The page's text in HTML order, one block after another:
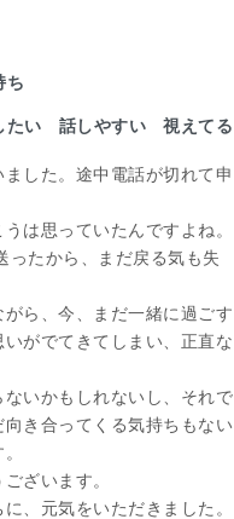
ち
たい 話しやすい 視えてる
した。途中電話が切れて申
は思っていたんですよね。
ったから、まだ戻る気も失
ら、今、まだ一緒に過ごす
がでてきてしまい、正直な
いかもしれないし、それで
き合ってくる気持ちもない
ざいます。
、元気をいただきました。